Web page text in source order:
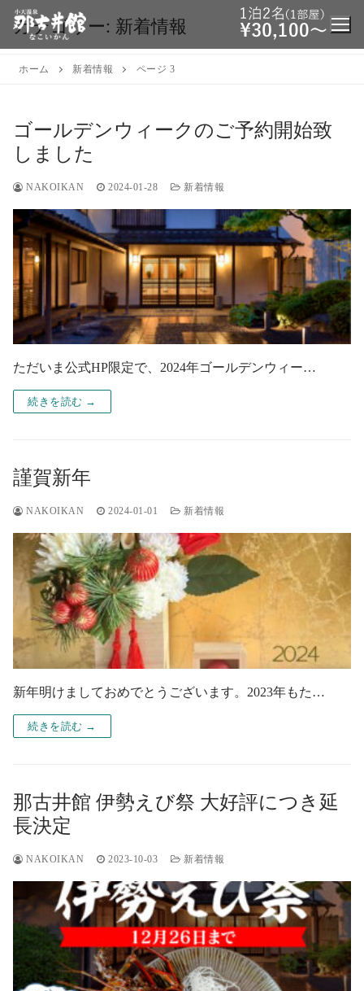
カテゴリー: 新着情報
ホーム 新着情報 ページ 3
ゴールデンウィークのご予約開始致
しました
NAKOIKAN 2024-01-28 新着情報
ただいま公式HP限定で、2024年ゴールデンウィー…
続きを読む →
謹賀新年
NAKOIKAN 2024-01-01 新着情報
新年明けましておめでとうございます。2023年もた…
続きを読む →
那古井館 伊勢えび祭 大好評につき延
長決定
NAKOIKAN 2023-10-03 新着情報